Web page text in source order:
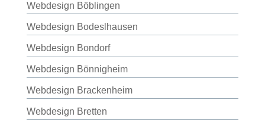
Webdesign Böblingen
Webdesign Bodeslhausen
Webdesign Bondorf
Webdesign Bönnigheim
Webdesign Brackenheim
Webdesign Bretten